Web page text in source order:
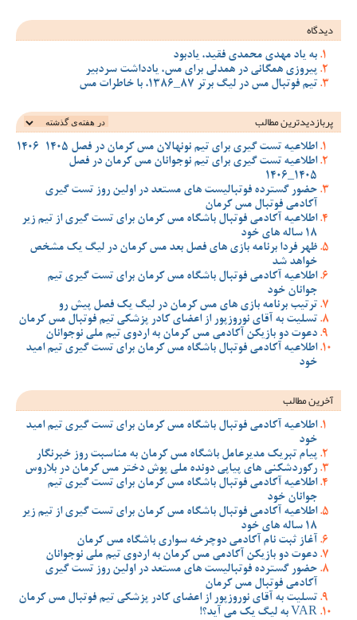
دیدگاه
به یاد مهدی محمدی فقید، یادبود
پیروزی همگانی در همدلی برای مس، یادداشت سردبیر
تیم فوتبال مس در لیگ برتر 87_1386، با خاطرات مس
پربازدیدترین‌ مطالب
اطلاعیه تست گیری برای تیم نونهالان مس کرمان در فصل 1405-1406
اطلاعیه تست گیری برای تیم نوجوانان مس کرمان در فصل
1405_1406
حضور گسترده فوتبالیست های مستعد در اولین روز تست گیری
آکادمی فوتبال مس کرمان
اطلاعیه آکادمی فوتبال باشگاه مس کرمان برای تست گیری از تیم زیر
18 ساله های خود
ظهر فردا برنامه بازی های فصل بعد مس کرمان در لیگ یک مشخص
خواهد شد
اطلاعیه آکادمی فوتبال باشگاه مس کرمان برای تست گیری تیم
جوانان خود
ترتیب برنامه بازی های مس کرمان در لیگ یک فصل پیش رو
تسلیت به آقای نوروزپور از اعضای کادر پزشکی تیم فوتبال مس کرمان
دعوت دو بازیکن آکادمی مس کرمان به اردوی تیم ملی نوجوانان
اطلاعیه آکادمی فوتبال باشگاه مس کرمان برای تست گیری تیم امید
خود
آخرین مطالب
اطلاعیه آکادمی فوتبال باشگاه مس کرمان برای تست گیری تیم امید
خود
پیام تبریک مدیرعامل باشگاه مس کرمان به مناسبت روز خبرنگار
رکوردشکنی های پیاپی دونده ملی پوش دختر مس کرمان در بلاروس
اطلاعیه آکادمی فوتبال باشگاه مس کرمان برای تست گیری تیم
جوانان خود
اطلاعیه آکادمی فوتبال باشگاه مس کرمان برای تست گیری از تیم زیر
18 ساله های خود
آغاز ثبت نام آکادمی دوچرخه سواری باشگاه مس کرمان
دعوت دو بازیکن آکادمی مس کرمان به اردوی تیم ملی نوجوانان
حضور گسترده فوتبالیست های مستعد در اولین روز تست گیری
آکادمی فوتبال مس کرمان
تسلیت به آقای نوروزپور از اعضای کادر پزشکی تیم فوتبال مس کرمان
VAR به لیگ یک می آید؟!